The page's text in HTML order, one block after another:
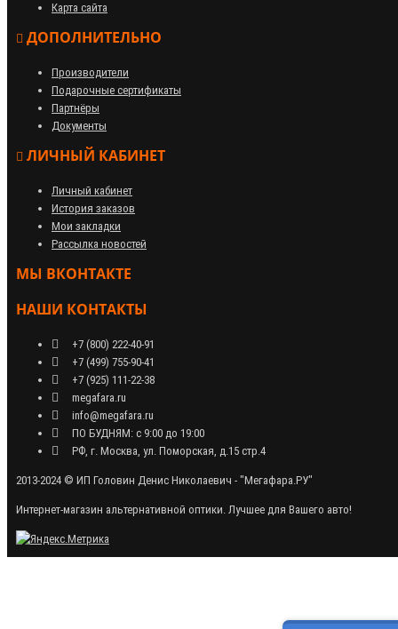
Карта сайта
ДОПОЛНИТЕЛЬНО
Производители
Подарочные сертификаты
Партнёры
Документы
ЛИЧНЫЙ КАБИНЕТ
Личный кабинет
История заказов
Мои закладки
Рассылка новостей
МЫ ВКОНТАКТЕ
НАШИ КОНТАКТЫ
+7 (800) 222-40-91
+7 (499) 755-90-41
+7 (925) 111-22-38
megafara.ru
info@megafara.ru
ПО БУДНЯМ: с 9:00 до 19:00
РФ, г. Москва, ул. Поморская, д.15 стр.4
2013-2024 © ИП Головин Денис Николаевич - "Мегафара.РУ"
Интернет-магазин альтернативной оптики. Лучшее для Вашего авто!